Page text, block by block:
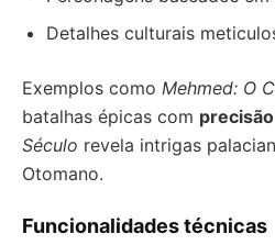
Detalhes culturais
Exemplos como Mehmed: O
batalhas épicas com
Século revela intrigas
Otomano.
Funcionalidades técnicas